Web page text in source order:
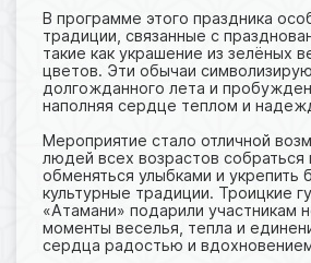
В программе этого праздника
традиции, связанные с
такие как украшение из зелёных
цветов. Эти обычаи
долгожданного лета и
наполняя сердце теплом и
Мероприятие стало отличной
людей всех возрастов собраться
обменяться улыбками и укрепить
культурные традиции. Троицкие
«Атамани» подарили участникам
моменты веселья, тепла и
сердца радостью и